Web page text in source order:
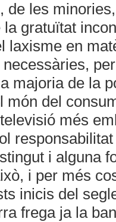
de les
gratuïtat
laxisme en
majoria de la
món del
més
i alguna
i per més
inicis del
frega ja la